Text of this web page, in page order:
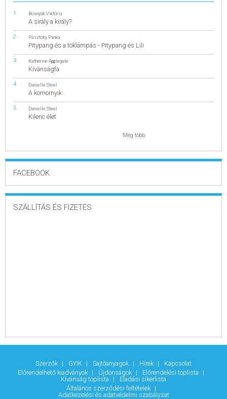
Bosnyák Viktória
A sirály a király?
Pásztohy Panka
Pitypang és a töklámpás - Pitypang és Lili
Katherine Applegate
Kívánságfa
Danielle Steel
A komornyik
Danielle Steel
Kilenc élet
Még több
FACEBOOK
SZÁLLÍTÁS ÉS FIZETÉS
Szerzők GYIK Sajtóanyagok Hírek
Kapcsolat
Előrendelhető kiadványok
Újdonságok
Előrendelési toplista
Kívánság toplista
Eladási sikerlista
Általános szerződési feltételek
Adatkezelési és adatvédelmi szabályzat